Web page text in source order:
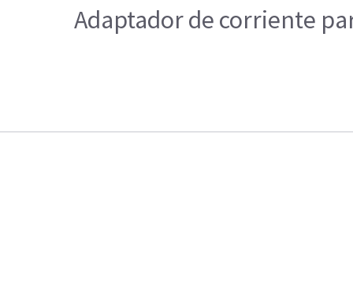
Adaptador de corriente